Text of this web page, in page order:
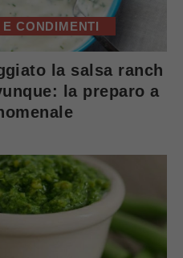
CONDIMENTI
la salsa ranch
la preparo a